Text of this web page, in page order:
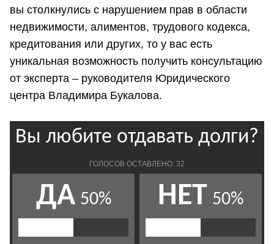
вы столкнулись с нарушением прав в области
недвижимости, алиментов, трудового кодекса,
кредитования или других, то у вас есть
уникальная возможность получить консультацию
от эксперта – руководителя Юридического
центра Владимира Букалова.